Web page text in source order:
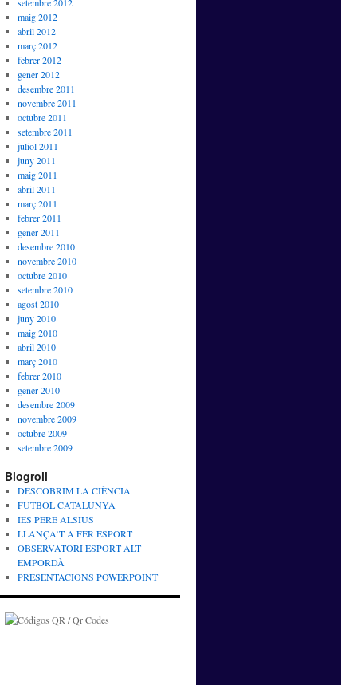
maig 2012
abril 2012
març 2012
febrer 2012
gener 2012
desembre 2011
novembre 2011
octubre 2011
setembre 2011
juliol 2011
juny 2011
maig 2011
abril 2011
març 2011
febrer 2011
gener 2011
desembre 2010
novembre 2010
octubre 2010
setembre 2010
agost 2010
juny 2010
maig 2010
abril 2010
març 2010
febrer 2010
gener 2010
desembre 2009
novembre 2009
octubre 2009
setembre 2009
Blogroll
DESCOBRIM LA CIÈNCIA
FUTBOL CATALUNYA
IES PERE ALSIUS
LLANÇA’T A FER ESPORT
OBSERVATORI ESPORT ALT
EMPORDÀ
PRESENTACIONS POWERPOINT